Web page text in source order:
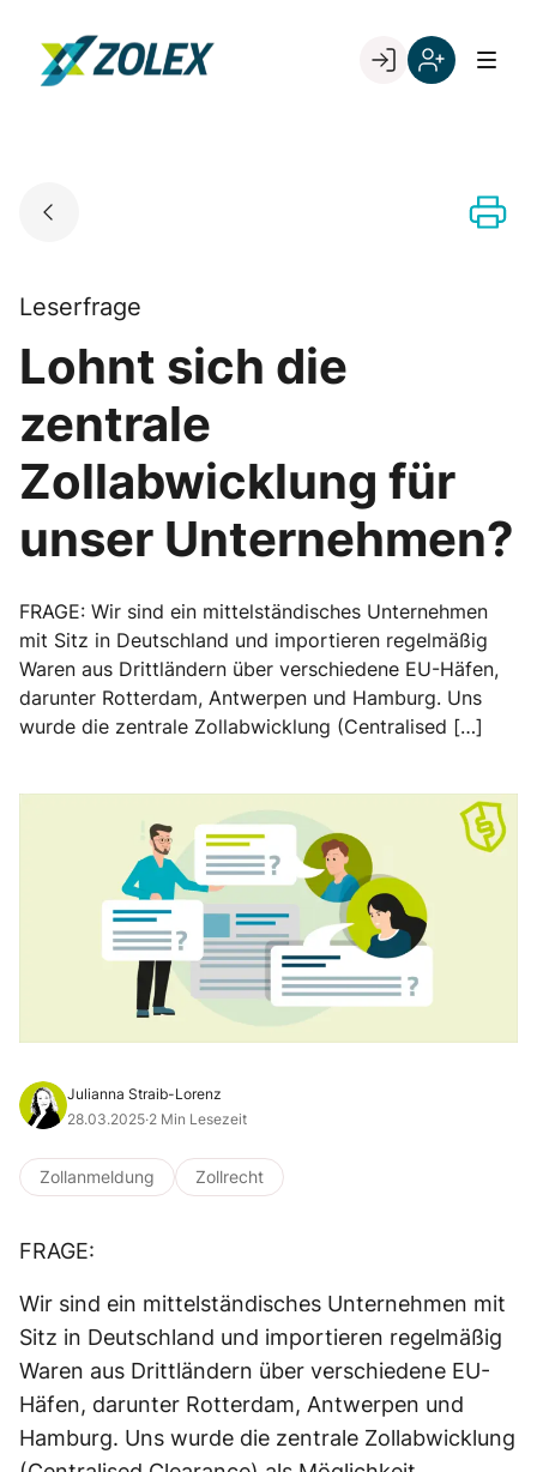
content
Go to landing page.
Leserfrage
Lohnt sich die
zentrale
Zollabwicklung für
unser Unternehmen?
FRAGE: Wir sind ein mittelständisches Unternehmen
mit Sitz in Deutschland und importieren regelmäßig
Waren aus Drittländern über verschiedene EU-Häfen,
darunter Rotterdam, Antwerpen und Hamburg. Uns
wurde die zentrale Zollabwicklung (Centralised […]
Julianna Straib-Lorenz
28.03.2025·2 Min Lesezeit
Zollanmeldung Zollrecht
FRAGE:
Wir sind ein mittelständisches Unternehmen mit
Sitz in Deutschland und importieren regelmäßig
Waren aus Drittländern über verschiedene EU-
Häfen, darunter Rotterdam, Antwerpen und
Hamburg. Uns wurde die zentrale Zollabwicklung